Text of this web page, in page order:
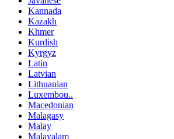
Kannada
Kazakh
Khmer
Kurdish
Kyrgyz
Latin
Latvian
Lithuanian
Luxembou..
Macedonian
Malagasy
Malay
Malayalam